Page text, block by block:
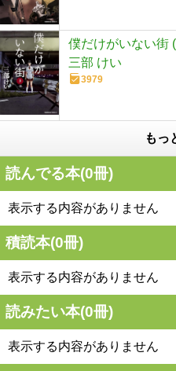
僕だけがいない街
三部 けい
3979
もっ
読んでる本(0冊)
表示する内容がありません
積読本(0冊)
表示する内容がありません
読みたい本(0冊)
表示する内容がありません